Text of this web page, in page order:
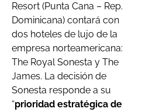
Resort (Punta Cana – Rep.
Dominicana) contará con
dos hoteles de lujo de la
empresa norteamericana:
The Royal Sonesta y The
James. La decisión de
Sonesta responde a su
“prioridad estratégica de